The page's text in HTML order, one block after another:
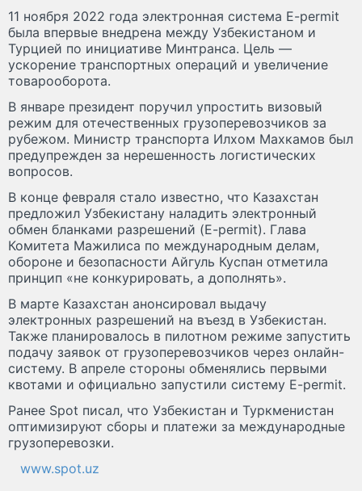
11 ноября 2022 года электронная система E-permit
была впервые внедрена между Узбекистаном и
Турцией по инициативе Минтранса. Цель —
ускорение транспортных операций и увеличение
товарооборота.
В январе президент поручил упростить визовый
режим для отечественных грузоперевозчиков за
рубежом. Министр транспорта Илхом Махкамов был
предупрежден за нерешенность логистических
вопросов.
В конце февраля стало известно, что Казахстан
предложил Узбекистану наладить электронный
обмен бланками разрешений (E-permit). Глава
Комитета Мажилиса по международным делам,
обороне и безопасности Айгуль Куспан отметила
принцип «не конкурировать, а дополнять».
В марте Казахстан анонсировал выдачу
электронных разрешений на въезд в Узбекистан.
Также планировалось в пилотном режиме запустить
подачу заявок от грузоперевозчиков через онлайн-
систему. В апреле стороны обменялись первыми
квотами и официально запустили систему E-permit.
Ранее Spot писал, что Узбекистан и Туркменистан
оптимизируют сборы и платежи за международные
грузоперевозки.
www.spot.uz